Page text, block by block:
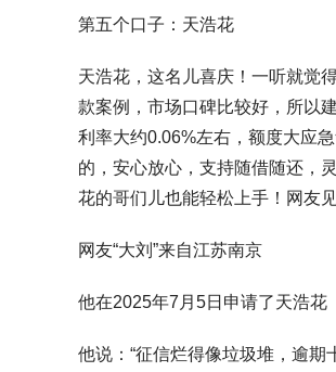
第五个口子：天浩花
天浩花，这名儿喜庆！一听就觉
款案例，市场口碑比较好，所以
利率大约0.06%左右，额度大应
的，安心放心，支持随借随还，
花的哥们儿也能轻松上手！网友见
网友“大刘”来自江苏南京
他在2025年7月5日申请了天浩花
他说：“征信烂得像垃圾堆，逾